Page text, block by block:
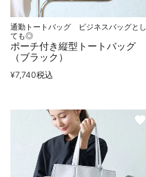
通勤トートバッグ ビジネスバッグとし
ても◎
ポーチ付き縦型トートバッグ
（ブラック）
¥7,740税込